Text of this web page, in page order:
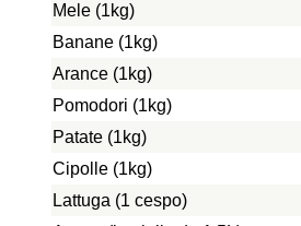
Mele (1kg)
Banane (1kg)
Arance (1kg)
Pomodori (1kg)
Patate (1kg)
Cipolle (1kg)
Lattuga (1 cespo)